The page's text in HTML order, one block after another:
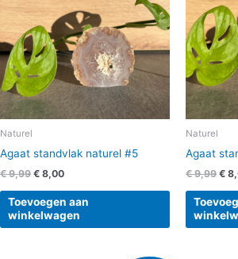
Naturel
Agaat standvlak naturel #5
€9,99 € 8,00
Toevoegen aan
winkelwagen
Naturel
Agaat
€9,99 €